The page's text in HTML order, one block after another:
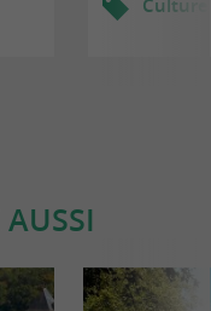
Culture
AUSSI